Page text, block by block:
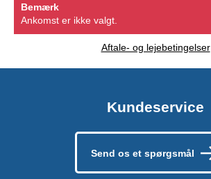
Bemærk
Ankomst er ikke valgt.
Aftale- og lejebetingelser
Kundeservice
Send os et spørgsmål